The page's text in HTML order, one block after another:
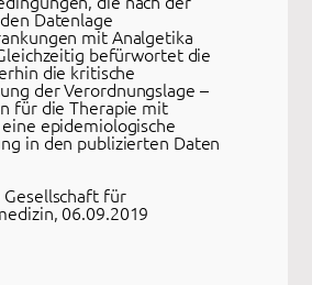
Datenlage
mit Analgetika
befürwortet die
die kritische
der Verordnungslage –
für die Therapie mit
epidemiologische
in den publizierten Daten
Gesellschaft für
06.09.2019